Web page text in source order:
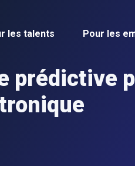
les talents Pour les
prédictive